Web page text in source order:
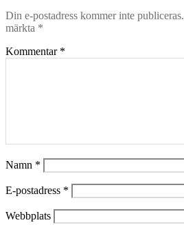
Din e-postadress kommer inte publiceras.
märkta *
Kommentar *
Namn *
E-postadress *
Webbplats